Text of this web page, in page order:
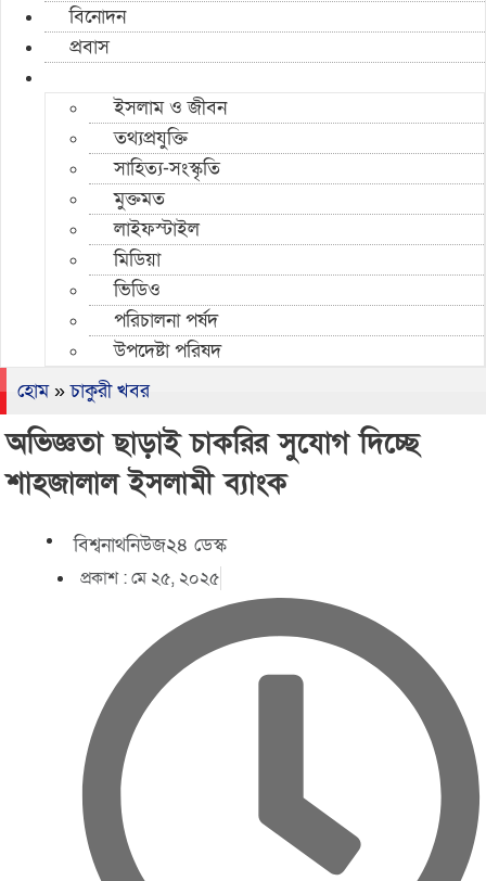
বিনোদন
প্রবাস
ইসলাম ও জীবন
তথ্যপ্রযুক্তি
সাহিত্য-সংস্কৃতি
মুক্তমত
লাইফস্টাইল
মিডিয়া
ভিডিও
পরিচালনা পর্ষদ
উপদেষ্টা পরিষদ
হোম»চাকুরী খবর
অভিজ্ঞতা ছাড়াই চাকরির সুযোগ দিচ্ছে
শাহজালাল ইসলামী ব্যাংক
বিশ্বনাথনিউজ২৪ ডেস্ক
প্রকাশ :মে ২৫, ২০২৫